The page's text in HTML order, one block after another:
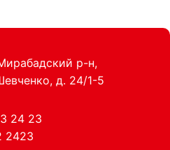
р-н,
д. 24/1-5
24 23
2423